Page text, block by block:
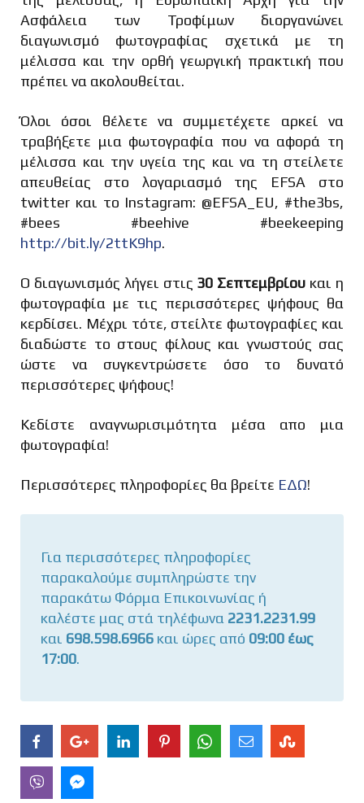
Ασφάλεια των Τροφίμων διοργανώνει
διαγωνισμό φωτογραφίας σχετικά με τη
μέλισσα και την ορθή γεωργική πρακτική που
πρέπει να ακολουθείται.
Όλοι όσοι θέλετε να συμμετέχετε αρκεί να
τραβήξετε μια φωτογραφία που να αφορά τη
μέλισσα και την υγεία της και να τη στείλετε
απευθείας στο λογαριασμό της EFSA στο
twitter και το Instagram: @EFSA_EU, #the3bs,
#bees #beehive #beekeeping
http://bit.ly/2ttK9hp.
Ο διαγωνισμός λήγει στις 30 Σεπτεμβρίου και η
φωτογραφία με τις περισσότερες ψήφους θα
κερδίσει. Μέχρι τότε, στείλτε φωτογραφίες και
διαδώστε το στους φίλους και γνωστούς σας
ώστε να συγκεντρώσετε όσο το δυνατό
περισσότερες ψήφους!
Κεδίστε αναγνωρισιμότητα μέσα απο μια
φωτογραφία!
Περισσότερες πληροφορίες θα βρείτε ΕΔΩ!
Για περισσότερες πληροφορίες
παρακαλούμε συμπληρώστε την
παρακάτω Φόρμα Επικοινωνίας ή
καλέστε μας στά τηλέφωνα 2231.2231.99
και 698.598.6966 και ώρες από 09:00 έως
17:00.
Όνομα
Τηλέφωνο *
Email *
Μήνυμα *